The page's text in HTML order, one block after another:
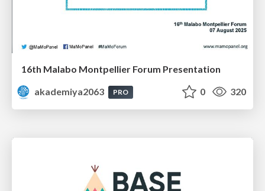
16th Malabo Montpellier Forum Presentation
akademiya2063
PRO 0 320